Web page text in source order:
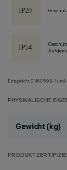
Auf dem
Entspricht EN60598-1 und
PHYSIKALISCHE
Gewicht (kg)